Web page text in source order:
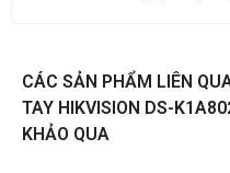
CÁC SẢN PHẨM LIÊN
TAY HIKVISION DS-
KHẢO QUA